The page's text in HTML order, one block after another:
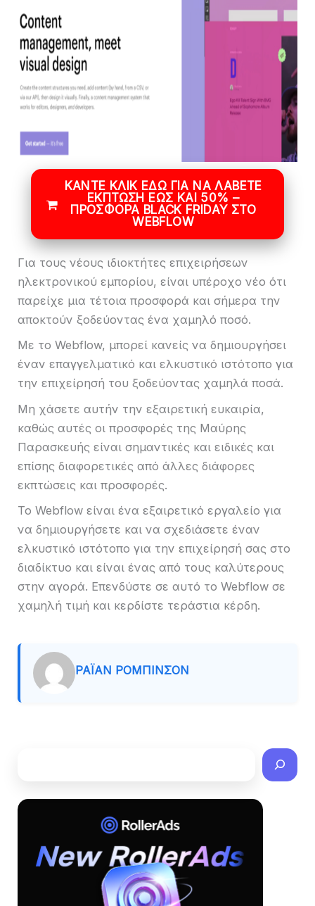
ΚΆΝΤΕ ΚΛΙΚ ΕΔΏ ΓΙΑ ΝΑ ΛΆΒΕΤΕ
ΈΚΠΤΩΣΗ ΈΩΣ ΚΑΙ 50% –
ΠΡΟΣΦΟΡΆ BLACK FRIDAY ΣΤΟ
WEBFLOW
Για τους νέους ιδιοκτήτες επιχειρήσεων
ηλεκτρονικού εμπορίου, είναι υπέροχο νέο ότι
παρείχε μια τέτοια προσφορά και σήμερα την
αποκτούν ξοδεύοντας ένα χαμηλό ποσό.
Με το Webflow, μπορεί κανείς να δημιουργήσει
έναν επαγγελματικό και ελκυστικό ιστότοπο για
την επιχείρησή του ξοδεύοντας χαμηλά ποσά.
Μη χάσετε αυτήν την εξαιρετική ευκαιρία,
καθώς αυτές οι προσφορές της Μαύρης
Παρασκευής είναι σημαντικές και ειδικές και
επίσης διαφορετικές από άλλες διάφορες
εκπτώσεις και προσφορές.
Το Webflow είναι ένα εξαιρετικό εργαλείο για
να δημιουργήσετε και να σχεδιάσετε έναν
ελκυστικό ιστότοπο για την επιχείρησή σας στο
διαδίκτυο και είναι ένας από τους καλύτερους
στην αγορά. Επενδύστε σε αυτό το Webflow σε
χαμηλή τιμή και κερδίστε τεράστια κέρδη.
ΡΆΙΑΝ ΡΌΜΠΙΝΣΟΝ